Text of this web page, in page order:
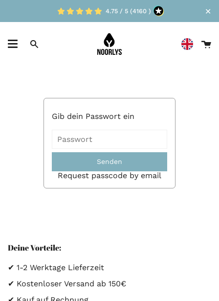
content
4.75 / 5 (4160 ) ✕
Suche
Gib dein Passwort ein
Senden
Request passcode by email
Deine Vorteile:
✔ 1-2 Werktage Lieferzeit
✔ Kostenloser Versand ab 150€